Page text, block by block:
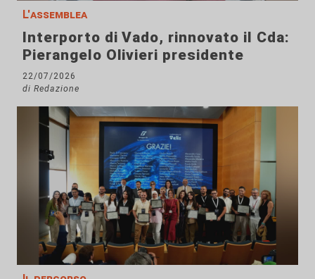
L'assemblea
Interporto di Vado, rinnovato il Cda:
Pierangelo Olivieri presidente
22/07/2026
di Redazione